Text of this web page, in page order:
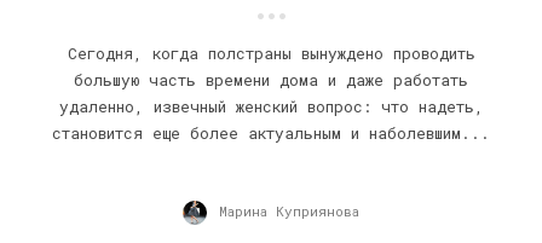
Сегодня, когда полстраны вынуждено проводить
большую часть времени дома и даже работать
удаленно, извечный женский вопрос: что надеть,
становится еще более актуальным и наболевшим...
Марина Куприянова